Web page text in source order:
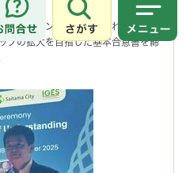
さがす
パビリオンにおいて、これまでの友
プの拡大を目指した基本合意書を締